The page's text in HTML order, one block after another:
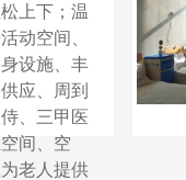
上下；温
动空间、
设施、丰
应、周到
、三甲医
间、空
老人提供